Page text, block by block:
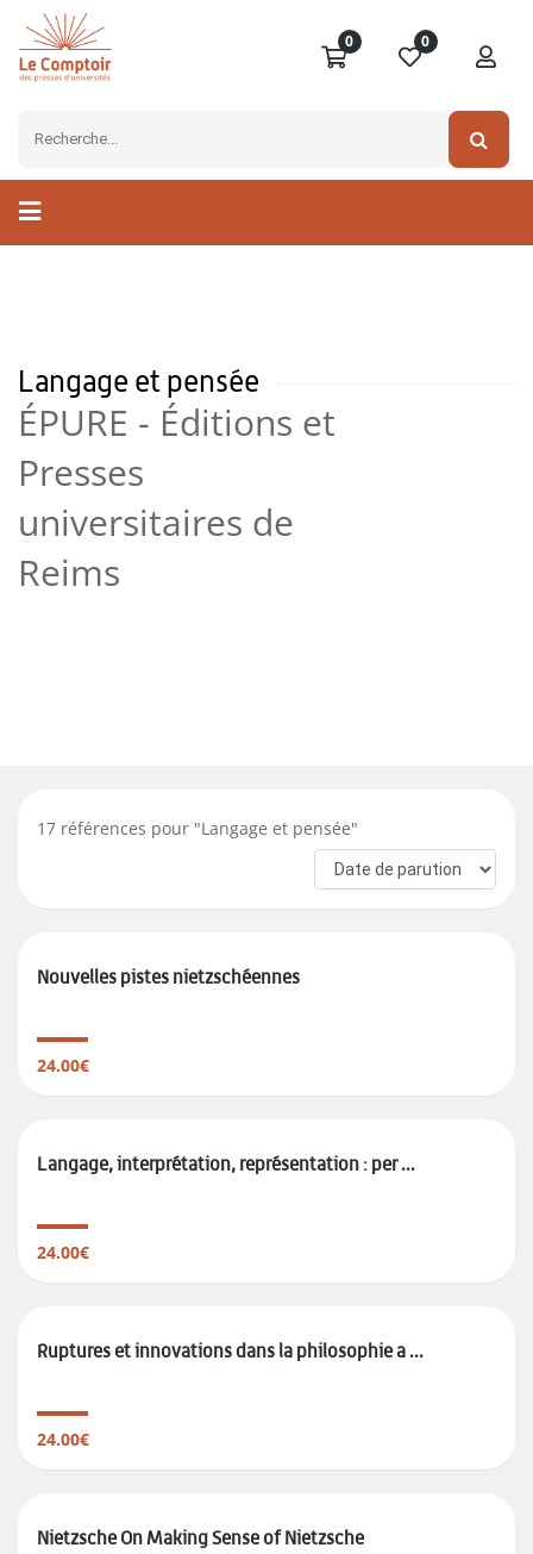
0 0
Langage et pensée
ÉPURE - Éditions et
Presses
universitaires de
Reims
17 références pour "Langage et pensée"
Nouvelles pistes nietzschéennes
24.00€
Langage, interprétation, représentation : per ...
24.00€
Ruptures et innovations dans la philosophie a ...
24.00€
Nietzsche On Making Sense of Nietzsche